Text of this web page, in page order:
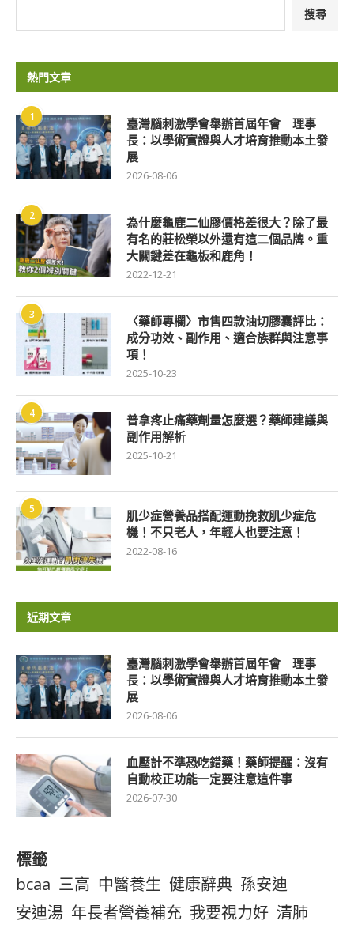
搜尋
熱門文章
1
臺灣腦刺激學會舉辦首屆年會 理事
長：以學術實證與人才培育推動本土發
展
2026-08-06
2
為什麼龜鹿二仙膠價格差很大？除了最
有名的莊松榮以外還有這二個品牌。重
大關鍵差在龜板和鹿角！
2022-12-21
3
〈藥師專欄〉市售四款油切膠囊評比：
成分功效、副作用、適合族群與注意事
項！
2025-10-23
4
普拿疼止痛藥劑量怎麼選？藥師建議與
副作用解析
2025-10-21
5
肌少症營養品搭配運動挽救肌少症危
機！不只老人，年輕人也要注意！
2022-08-16
近期文章
臺灣腦刺激學會舉辦首屆年會 理事
長：以學術實證與人才培育推動本土發
展
2026-08-06
血壓計不準恐吃錯藥！藥師提醒：沒有
自動校正功能一定要注意這件事
2026-07-30
標籤
bcaa 三高 中醫養生 健康辭典 孫安迪
安迪湯 年長者營養補充 我要視力好 清肺